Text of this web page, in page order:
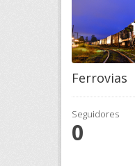
Ferrovias
Seguidores
0